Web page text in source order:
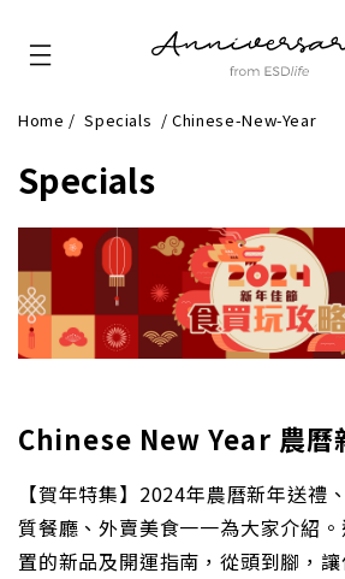
Home /Specials /Chinese-New-Year
Specials
Chinese New Year 農曆
【賀年特集】2024年農曆新年送禮
質餐廳、外賣美食一一為大家介紹
置的新品及開運指南，從頭到腳，